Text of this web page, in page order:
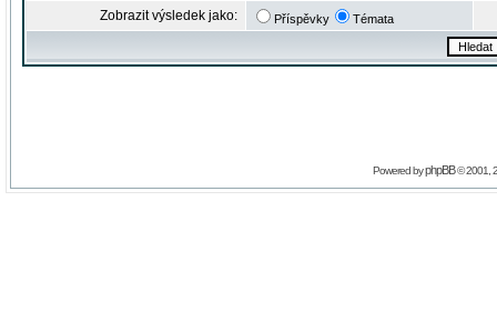
Zobrazit výsledek jako: Příspěvky Témata
Powered byphpBB© 2001,